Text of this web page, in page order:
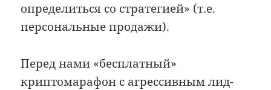
определиться со стратегией» (т.е.
персональные продажи).
Перед нами «бесплатный»
криптомарафон с агрессивным лид-